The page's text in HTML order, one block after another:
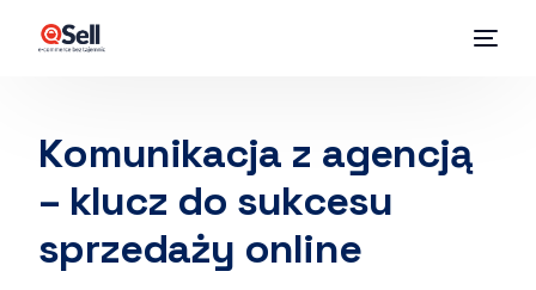
Komunikacja z agencją
– klucz do sukcesu
sprzedaży online